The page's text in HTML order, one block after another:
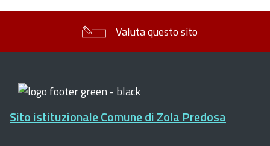
Valuta questo sito
Sito istituzionale Comune di Zola Predosa